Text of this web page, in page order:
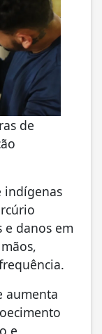
de
indígenas
danos em
aumenta
e,